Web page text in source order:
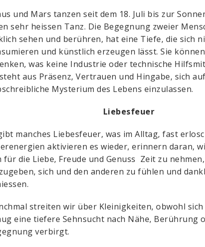
und Mars tanzen seit dem 18. Juli bis zur
sehr heissen Tanz. Die Begegnung zweier
sehen und berühren, hat eine Tiefe, die sich
und künstlich erzeugen lässt. Sie
was keine Industrie oder technische
aus Präsenz, Vertrauen und Hingabe, sich
Mysterium des Lebens einzulassen.
Liebesfeuer
manches Liebesfeuer, was im Alltag, fast
aktivieren es wieder, erinnern daran,
für die Liebe, Freude und Genuss Zeit zu
sich und den anderen zu fühlen und
streiten wir über Kleinigkeiten, obwohl
eine tiefere Sehnsucht nach Nähe, Berührung
verbirgt.